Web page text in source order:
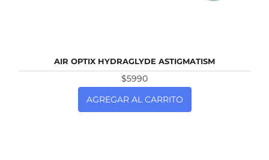
NUEVO
AIR OPTIX HYDRAGLYDE ASTIGMATISM
$5990
AGREGAR AL CARRITO